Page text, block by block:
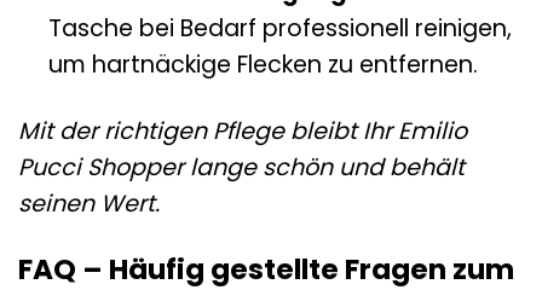
Tasche bei Bedarf professionell reinigen,
um hartnäckige Flecken zu entfernen.
Mit der richtigen Pflege bleibt Ihr Emilio
Pucci Shopper lange schön und behält
seinen Wert.
FAQ – Häufig gestellte Fragen zum